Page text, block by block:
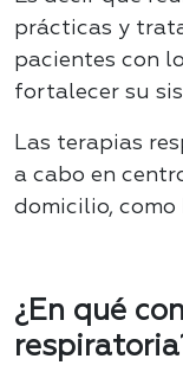
prácticas y
pacientes con
fortalecer su
Las terapias
a cabo en
domicilio, como
¿En qué